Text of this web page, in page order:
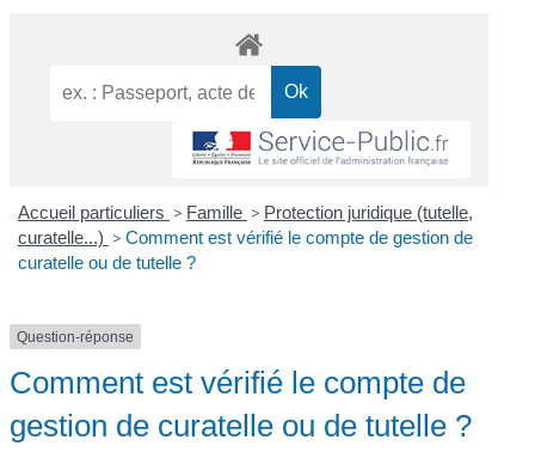
Accueil particuliers > Famille > Protection juridique (tutelle,
curatelle...) > Comment est vérifié le compte de gestion de
curatelle ou de tutelle ?
Question-réponse
Comment est vérifié le compte de
gestion de curatelle ou de tutelle ?